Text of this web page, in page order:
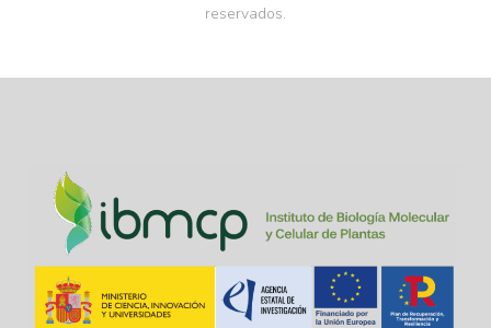
reservados.